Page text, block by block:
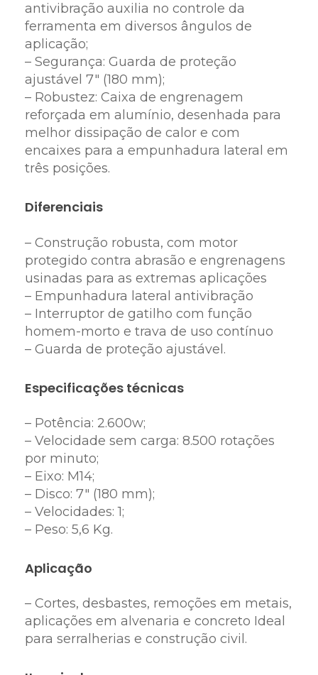
antivibração auxilia no controle da
ferramenta em diversos ângulos de
aplicação;
– Segurança: Guarda de proteção
ajustável 7″ (180 mm);
– Robustez: Caixa de engrenagem
reforçada em alumínio, desenhada para
melhor dissipação de calor e com
encaixes para a empunhadura lateral em
três posições.
Diferenciais
– Construção robusta, com motor
protegido contra abrasão e engrenagens
usinadas para as extremas aplicações
– Empunhadura lateral antivibração
– Interruptor de gatilho com função
homem-morto e trava de uso contínuo
– Guarda de proteção ajustável.
Especificações técnicas
– Potência: 2.600w;
– Velocidade sem carga: 8.500 rotações
por minuto;
– Eixo: M14;
– Disco: 7″ (180 mm);
– Velocidades: 1;
– Peso: 5,6 Kg.
Aplicação
– Cortes, desbastes, remoções em metais,
aplicações em alvenaria e concreto Ideal
para serralherias e construção civil.